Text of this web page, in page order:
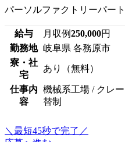
パーソルファクトリーパー
給与 月収例250,000円
勤務地 岐阜県 各務原市
寮・社
宅
あり（無料）
仕事内
容
機械系工場 / クレ
替制
＼最短45秒で完了／